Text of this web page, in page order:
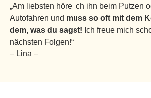
„Am liebsten höre ich ihn beim Putzen
Autofahren und muss so oft mit dem
dem, was du sagst! Ich freue mich
nächsten Folgen!“
– Lina –